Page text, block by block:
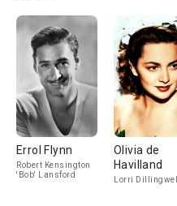
Errol Flynn
Robert Kensington
'Bob' Lansford
Olivia de
Havilland
Lorri Dillingwell